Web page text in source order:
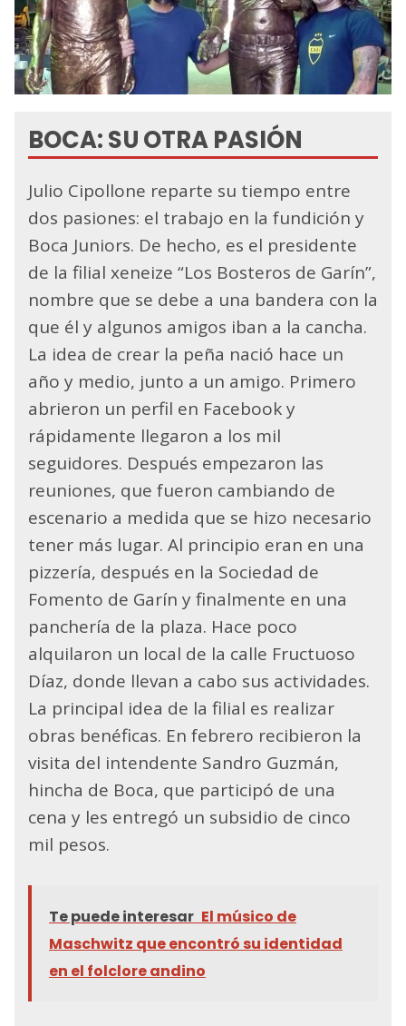
BOCA: SU OTRA PASIÓN
Julio Cipollone reparte su tiempo entre
dos pasiones: el trabajo en la fundición y
Boca Juniors. De hecho, es el presidente
de la filial xeneize “Los Bosteros de Garín”,
nombre que se debe a una bandera con la
que él y algunos amigos iban a la cancha.
La idea de crear la peña nació hace un
año y medio, junto a un amigo. Primero
abrieron un perfil en Facebook y
rápidamente llegaron a los mil
seguidores. Después empezaron las
reuniones, que fueron cambiando de
escenario a medida que se hizo necesario
tener más lugar. Al principio eran en una
pizzería, después en la Sociedad de
Fomento de Garín y finalmente en una
panchería de la plaza. Hace poco
alquilaron un local de la calle Fructuoso
Díaz, donde llevan a cabo sus actividades.
La principal idea de la filial es realizar
obras benéficas. En febrero recibieron la
visita del intendente Sandro Guzmán,
hincha de Boca, que participó de una
cena y les entregó un subsidio de cinco
mil pesos.
Te puede interesar El músico de
Maschwitz que encontró su identidad
en el folclore andino